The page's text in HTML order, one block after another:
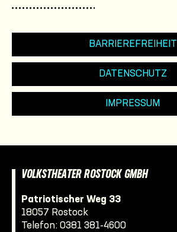
BARRIEREFREIHEIT
DATENSCHUTZ
IMPRESSUM
VOLKSTHEATER ROSTOCK GMBH
Patriotischer Weg 33
18057 Rostock
Telefon: 0381 381-4600